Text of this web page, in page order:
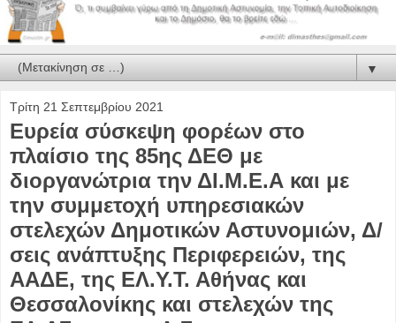
▼
Τρίτη 21 Σεπτεμβρίου 2021
Ευρεία σύσκεψη φορέων στο
πλαίσιο της 85ης ΔΕΘ με
διοργανώτρια την ΔΙ.Μ.Ε.Α και με
την συμμετοχή υπηρεσιακών
στελεχών Δημοτικών Αστυνομιών, Δ/
σεις ανάπτυξης Περιφερειών, της
ΑΑΔΕ, της ΕΛ.Υ.Τ. Αθήνας και
Θεσσαλονίκης και στελεχών της